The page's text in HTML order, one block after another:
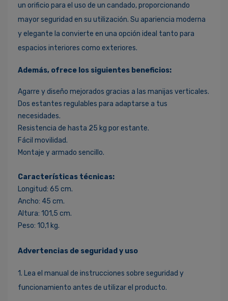
un orificio para el uso de un candado, proporcionando
mayor seguridad en su utilización. Su apariencia moderna
y elegante la convierte en una opción ideal tanto para
espacios interiores como exteriores.
Además, ofrece los siguientes beneficios:
Agarre y diseño mejorados gracias a las manijas verticales.
Dos estantes regulables para adaptarse a tus
necesidades.
Resistencia de hasta 25 kg por estante.
Fácil movilidad.
Montaje y armado sencillo.
Características técnicas:
Longitud: 65 cm.
Ancho: 45 cm.
Altura: 101,5 cm.
Peso: 10,1 kg.
Advertencias de seguridad y uso
1. Lea el manual de instrucciones sobre seguridad y
funcionamiento antes de utilizar el producto.